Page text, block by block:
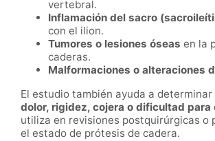
vertebral.
Inflamación del sacro
con el ilion.
Tumores o lesiones óseas en la
caderas.
Malformaciones o alteraciones
El estudio también ayuda a determinar
dolor, rigidez, cojera o dificultad para
utiliza en revisiones postquirúrgicas o
el estado de prótesis de cadera.